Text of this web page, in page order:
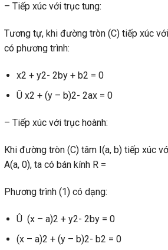
– Tiếp xúc với trục tung:
Tương tự, khi đường tròn (C) tiếp xúc
có phương trình:
x2 + y2- 2by + b2 = 0
Û x2 + (y – b)2- 2ax = 0
– Tiếp xúc với trục hoành:
Khi đường tròn (C) tâm I(a, b) tiếp xúc
A(a, 0), ta có bán kính R =
Phương trình (1) có dạng:
Û (x – a)2 + y2- 2by = 0
(x – a)2 + (y – b)2- b2 = 0